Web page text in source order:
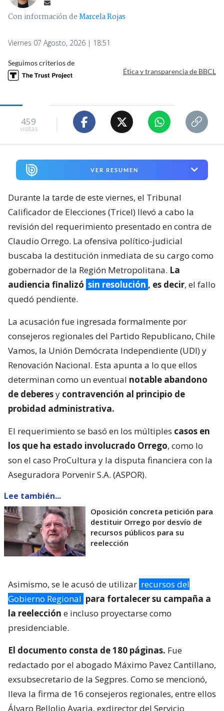
Con información deMarcela Rojas
Viernes 07 Agosto, 2026 | 18:51
Seguimos criterios de
Ética y transparencia de BBCL
459
visitas
VER RESUMEN
Durante la tarde de este viernes, el Tribunal
Calificador de Elecciones (Tricel) llevó a cabo la
revisión del requerimiento presentado en contra de
Claudio Orrego. La ofensiva político-judicial
buscaba la destitución inmediata de su cargo como
gobernador de la Región Metropolitana. La
audiencia finalizó sin resolución , es decir, el fallo
quedó pendiente.
La acusación fue ingresada formalmente por
consejeros regionales del Partido Republicano, Chile
Vamos, la Unión Demócrata Independiente (UDI) y
Renovación Nacional. Esta apunta a lo que ellos
determinan como un eventual notable abandono
de deberesy contravención al principio de
probidad administrativa.
El requerimiento se basó en los múltiples casos en
los que ha estado involucrado Orrego, como lo
son el caso ProCultura y la disputa financiera con la
Aseguradora Porvenir S.A. (ASPOR).
Lee también...
Oposición concreta petición para
destituir Orrego por desvío de
recursos públicos para su
reelección
Asimismo, se le acusó de utilizar recursos del
Gobierno Regional para fortalecer su campaña a
la reelección e incluso proyectarse como
presidenciable.
El documento consta de 180 páginas. Fue
redactado por el abogado Máximo Pavez Cantillano,
exsubsecretario de la Segpres. Como se mencionó,
lleva la firma de 16 consejeros regionales, entre ellos
Álvaro Bellolio Avaria, exdirector del Servicio